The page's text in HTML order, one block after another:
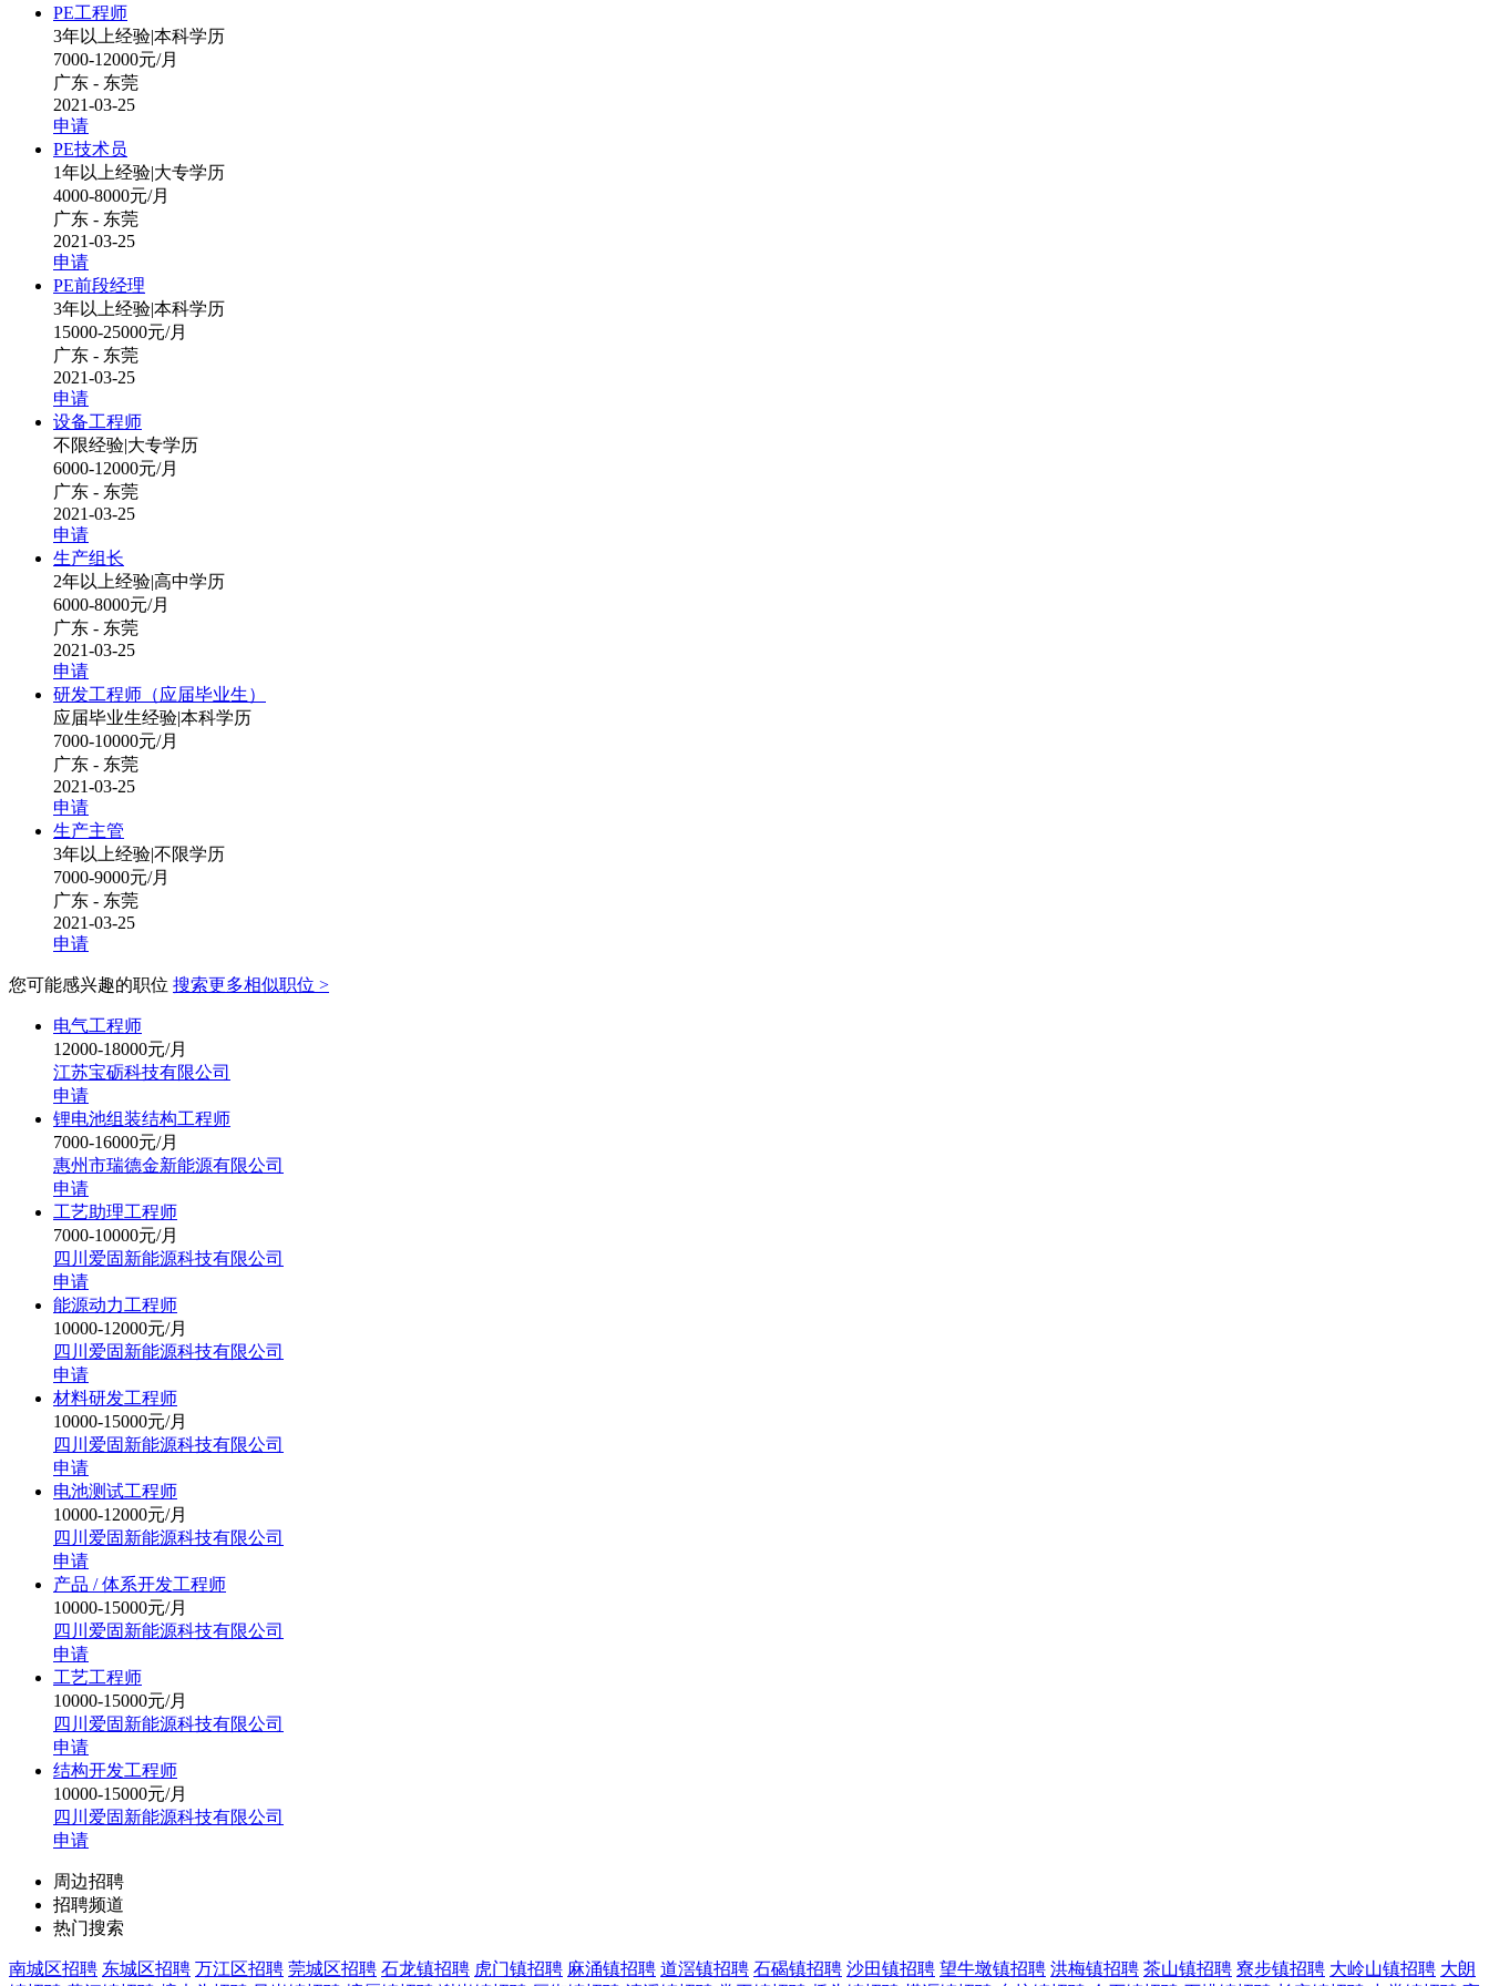
PE工程师
3年以上经验|本科学历
7000-12000元/月
广东 - 东莞
2021-03-25
申请
PE技术员
1年以上经验|大专学历
4000-8000元/月
广东 - 东莞
2021-03-25
申请
PE前段经理
3年以上经验|本科学历
15000-25000元/月
广东 - 东莞
2021-03-25
申请
设备工程师
不限经验|大专学历
6000-12000元/月
广东 - 东莞
2021-03-25
申请
生产组长
2年以上经验|高中学历
6000-8000元/月
广东 - 东莞
2021-03-25
申请
研发工程师（应届毕业生）
应届毕业生经验|本科学历
7000-10000元/月
广东 - 东莞
2021-03-25
申请
生产主管
3年以上经验|不限学历
7000-9000元/月
广东 - 东莞
2021-03-25
申请
您可能感兴趣的职位 搜索更多相似职位 >
电气工程师
12000-18000元/月
江苏宝砺科技有限公司
申请
锂电池组装结构工程师
7000-16000元/月
惠州市瑞德金新能源有限公司
申请
工艺助理工程师
7000-10000元/月
四川爱固新能源科技有限公司
申请
能源动力工程师
10000-12000元/月
四川爱固新能源科技有限公司
申请
材料研发工程师
10000-15000元/月
四川爱固新能源科技有限公司
申请
电池测试工程师
10000-12000元/月
四川爱固新能源科技有限公司
申请
产品 / 体系开发工程师
10000-15000元/月
四川爱固新能源科技有限公司
申请
工艺工程师
10000-15000元/月
四川爱固新能源科技有限公司
申请
结构开发工程师
10000-15000元/月
四川爱固新能源科技有限公司
申请
周边招聘
招聘频道
热门搜索
南城区招聘 东城区招聘 万江区招聘 莞城区招聘 石龙镇招聘 虎门镇招聘 麻涌镇招聘 道滘镇招聘 石碣镇招聘 沙田镇招聘 望牛墩镇招聘 洪梅镇招聘 茶山镇招聘 寮步镇招聘 大岭山镇招聘 大朗